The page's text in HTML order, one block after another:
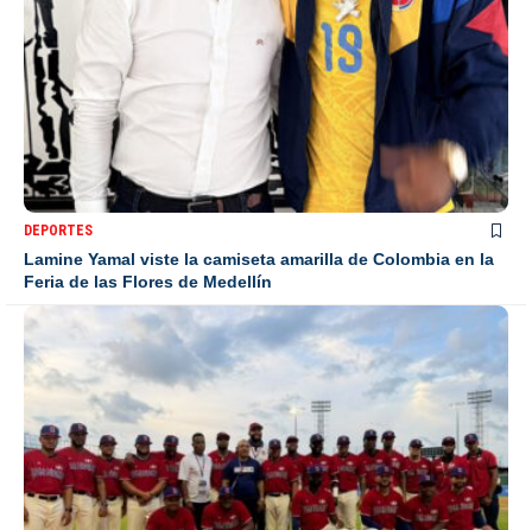
DEPORTES
Lamine Yamal viste la camiseta amarilla de Colombia en la
Feria de las Flores de Medellín